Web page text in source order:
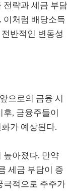
전략과 세금 부담
이처럼 배당소득
반적인 변동성
으로의 금융 시
, 금융주들이
가 예상된다.
높아졌다. 만약
세금 부담이 증
극적으로 주주가